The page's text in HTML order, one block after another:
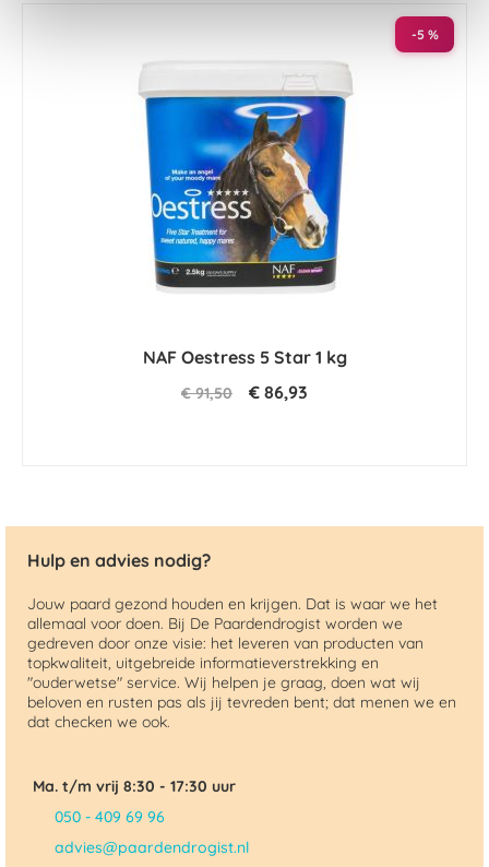
-5 %
NAF Oestress 5 Star 1 kg
€ 91,50 € 86,93
Hulp en advies nodig?
Jouw paard gezond houden en krijgen. Dat is waar we het
allemaal voor doen. Bij De Paardendrogist worden we
gedreven door onze visie: het leveren van producten van
topkwaliteit, uitgebreide informatieverstrekking en
"ouderwetse" service. Wij helpen je graag, doen wat wij
beloven en rusten pas als jij tevreden bent; dat menen we en
dat checken we ook.
Ma. t/m vrij 8:30 - 17:30 uur
050 - 409 69 96
advies@paardendrogist.nl